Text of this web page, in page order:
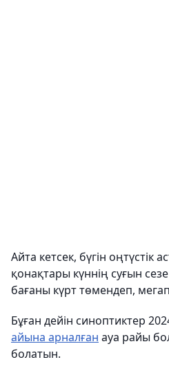
Айта кетсек, бүгін оңтүстік
қонақтары күннің суғын
бағаны күрт төмендеп,
Бұған дейін синоптиктер
айына арналған ауа райы
болатын.